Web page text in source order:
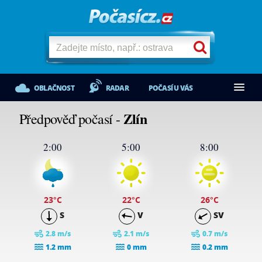
OBLAČNOST RADAR POČASÍ U VÁS
Předpověď počasí -Zlín
2:00
23°C
S
2.8 m/s
1.2 mm
5:00
22°C
V
2.1 m/s
0 mm
8:00
26°C
SV
0.7 m/s
0.2 mm